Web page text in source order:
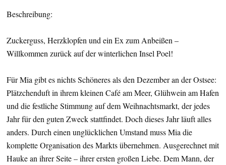
Beschreibung:
Zuckerguss, Herzklopfen und ein Ex zum Anbeißen –
Willkommen zurück auf der winterlichen Insel Poel!
Für Mia gibt es nichts Schöneres als den Dezember an der Ostsee:
Plätzchenduft in ihrem kleinen Café am Meer, Glühwein am Hafen
und die festliche Stimmung auf dem Weihnachtsmarkt, der jedes
Jahr für den guten Zweck stattfindet. Doch dieses Jahr läuft alles
anders. Durch einen unglücklichen Umstand muss Mia die
komplette Organisation des Markts übernehmen. Ausgerechnet mit
Hauke an ihrer Seite – ihrer ersten großen Liebe. Dem Mann, der